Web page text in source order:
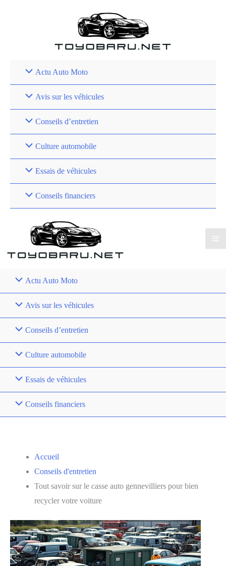
Actu Auto Moto
Avis sur les véhicules
Conseils d’entretien
Culture automobile
Essais de véhicules
Conseils financiers
Actu Auto Moto
Avis sur les véhicules
Conseils d’entretien
Culture automobile
Essais de véhicules
Conseils financiers
Accueil
Conseils d'entretien
Tout savoir sur le casse auto gennevilliers pour bien
recycler votre voiture